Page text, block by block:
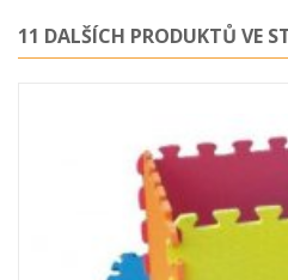
11 DALŠÍCH PRODUKTŮ VE